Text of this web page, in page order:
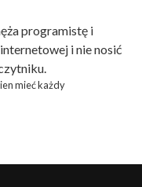
programistę i
i nie nosić
mieć każdy